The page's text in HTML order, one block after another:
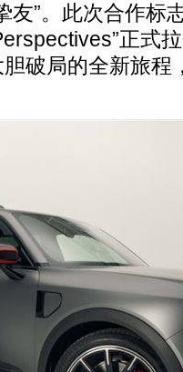
友”。此次合作标
正式
破局的全新旅程